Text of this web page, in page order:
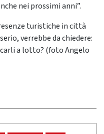
nei prossimi anni”.
turistiche in città
verrebbe da chiedere:
a lotto? (foto Angelo